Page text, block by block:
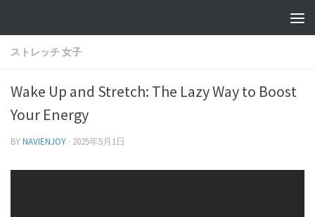
ストレッチ 女子
Wake Up and Stretch: The Lazy Way to Boost
Your Energy
BYNAVIENJOY · 2025年5月1日